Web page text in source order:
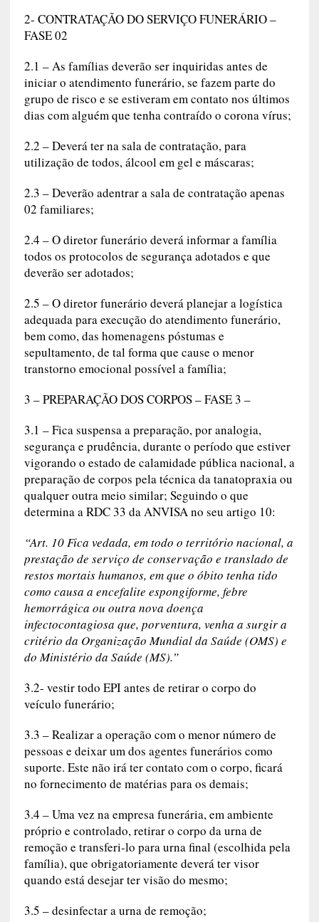
2- CONTRATAÇÃO DO SERVIÇO FUNERÁRIO –
FASE 02
2.1 – As famílias deverão ser inquiridas antes de
iniciar o atendimento funerário, se fazem parte do
grupo de risco e se estiveram em contato nos últimos
dias com alguém que tenha contraído o corona vírus;
2.2 – Deverá ter na sala de contratação, para
utilização de todos, álcool em gel e máscaras;
2.3 – Deverão adentrar a sala de contratação apenas
02 familiares;
2.4 – O diretor funerário deverá informar a família
todos os protocolos de segurança adotados e que
deverão ser adotados;
2.5 – O diretor funerário deverá planejar a logística
adequada para execução do atendimento funerário,
bem como, das homenagens póstumas e
sepultamento, de tal forma que cause o menor
transtorno emocional possível a família;
3 – PREPARAÇÃO DOS CORPOS – FASE 3 –
3.1 – Fica suspensa a preparação, por analogia,
segurança e prudência, durante o período que estiver
vigorando o estado de calamidade pública nacional, a
preparação de corpos pela técnica da tanatopraxia ou
qualquer outra meio similar; Seguindo o que
determina a RDC 33 da ANVISA no seu artigo 10:
“Art. 10 Fica vedada, em todo o território nacional, a
prestação de serviço de conservação e translado de
restos mortais humanos, em que o óbito tenha tido
como causa a encefalite espongiforme, febre
hemorrágica ou outra nova doença
infectocontagiosa que, porventura, venha a surgir a
critério da Organização Mundial da Saúde (OMS) e
do Ministério da Saúde (MS).”
3.2- vestir todo EPI antes de retirar o corpo do
veículo funerário;
3.3 – Realizar a operação com o menor número de
pessoas e deixar um dos agentes funerários como
suporte. Este não irá ter contato com o corpo, ficará
no fornecimento de matérias para os demais;
3.4 – Uma vez na empresa funerária, em ambiente
próprio e controlado, retirar o corpo da urna de
remoção e transferi-lo para urna final (escolhida pela
família), que obrigatoriamente deverá ter visor
quando está desejar ter visão do mesmo;
3.5 – desinfectar a urna de remoção;